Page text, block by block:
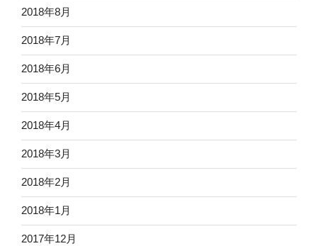
2018年8月
2018年7月
2018年6月
2018年5月
2018年4月
2018年3月
2018年2月
2018年1月
2017年12月